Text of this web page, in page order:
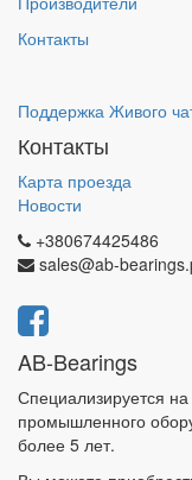
Контакты
Поддержка Живого
Контакты
Карта проезда
Новости
+380674425486
sales@ab-
AB-Bearings
Специализируется
промышленного
более 5 лет.